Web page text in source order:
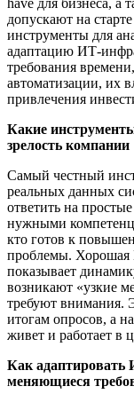
допускают на
инструменты для
адаптацию ИТ-
требования
автоматизации, их
привлечения
Какие
зрелость компании
Самый честный
реальных данных
ответить на
нужными
кто готов к
проблемы. Хорошая
показывает
возникают «узкие
требуют внимания.
итогам опросов, а
живет и работает в
Как адаптировать
меняющиеся